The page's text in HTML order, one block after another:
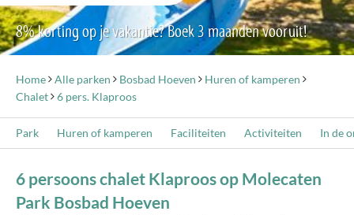
8% korting op je vakantie? Boek 3 maanden vooruit!
Home Alle parken Bosbad Hoeven
Huren of kamperen
Chalet
6 pers. Klaproos
Park Huren of kamperen Faciliteiten Activiteiten In de
6 persoons chalet Klaproos op Molecaten
Park Bosbad Hoeven